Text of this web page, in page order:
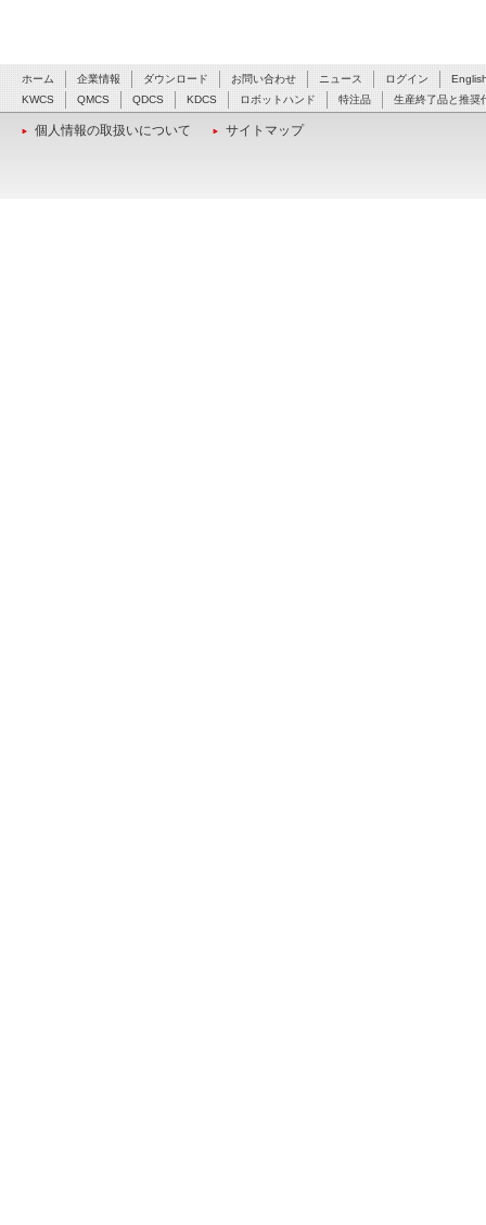
ホーム 企業情報 ダウンロード お問い合わせ ニュース ログイン
KWCS
QMCS QDCS KDCS ロボットハンド 特注品 生産終了品と推奨
個人情報の取扱いについて サイトマップ